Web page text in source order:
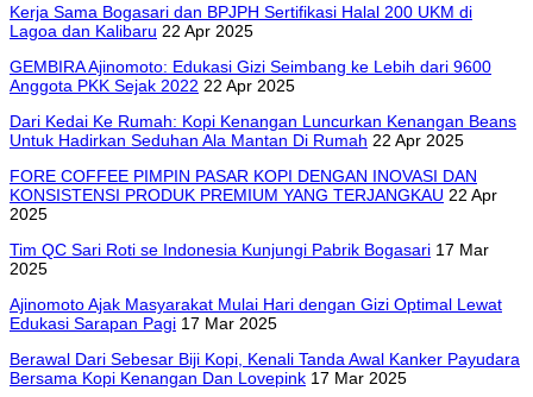
Kerja Sama Bogasari dan BPJPH Sertifikasi Halal 200 UKM di
Lagoa dan Kalibaru 22 Apr 2025
GEMBIRA Ajinomoto: Edukasi Gizi Seimbang ke Lebih dari 9600
Anggota PKK Sejak 2022 22 Apr 2025
Dari Kedai Ke Rumah: Kopi Kenangan Luncurkan Kenangan Beans
Untuk Hadirkan Seduhan Ala Mantan Di Rumah 22 Apr 2025
FORE COFFEE PIMPIN PASAR KOPI DENGAN INOVASI DAN
KONSISTENSI PRODUK PREMIUM YANG TERJANGKAU 22 Apr
2025
Tim QC Sari Roti se Indonesia Kunjungi Pabrik Bogasari 17 Mar
2025
Ajinomoto Ajak Masyarakat Mulai Hari dengan Gizi Optimal Lewat
Edukasi Sarapan Pagi 17 Mar 2025
Berawal Dari Sebesar Biji Kopi, Kenali Tanda Awal Kanker Payudara
Bersama Kopi Kenangan Dan Lovepink 17 Mar 2025